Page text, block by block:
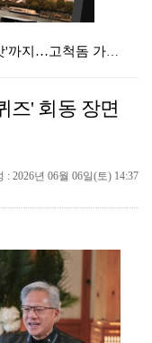
에스파, '쇠맛'부터 '달콤한 맛'까지…고척돔 가득 채…
에스파, 고척돔 입성…공연 시작 40분 만에 첫 인사 …
에스파 고척돔 공연에 반가운 얼굴…아이들 미연·트와이스…
박지민 아나운서 "발리까지 갔는데…'피의 게임2' 출연…
한국 남자배구, 중국 3-0 완파하고 동아시아선수권 결…
즈' 회동 장면
: 2026년 06월 06일(토) 14:37